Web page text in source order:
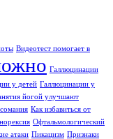
Видеотест помогает в
Галлюцинации
у детей Галлюцинации у
йогой улучшают
Как избавиться от
Офтальмологический
атаки Пикацизм Признаки